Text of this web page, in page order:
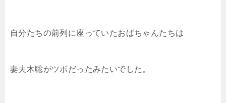
自分たちの前列に座っていたおばちゃんたちは
妻夫木聡がツボだったみたいでした。